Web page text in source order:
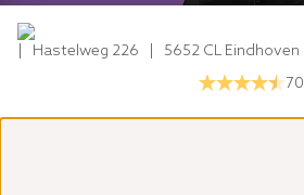
| Hastelweg 226 | 5652 CL Eindhoven